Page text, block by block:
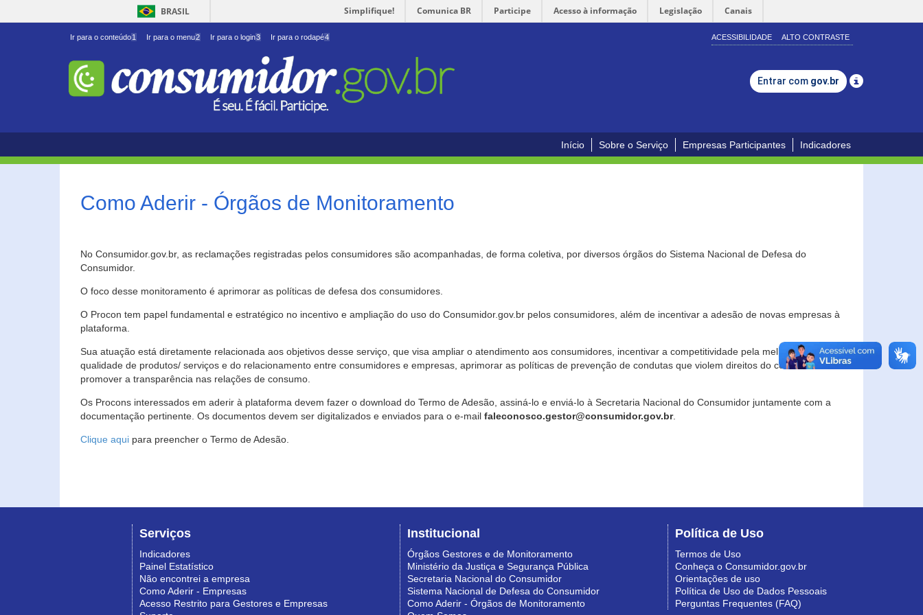
BRASIL Simplifique! Comunica BR Participe Acesso à informação Legislação Canais
Ir para o conteúdo1 Ir para o menu2 Ir para o login3 Ir para o rodapé4 ACESSIBILIDADE ALTO CONTRASTE
Entrar com gov.br
Início Sobre o Serviço Empresas Participantes Indicadores
Como Aderir - Órgãos de Monitoramento
No Consumidor.gov.br, as reclamações registradas pelos consumidores são acompanhadas, de forma coletiva, por diversos órgãos do Sistema Nacional de Defesa do
Consumidor.
O foco desse monitoramento é aprimorar as políticas de defesa dos consumidores.
O Procon tem papel fundamental e estratégico no incentivo e ampliação do uso do Consumidor.gov.br pelos consumidores, além de incentivar a adesão de novas empresas à
plataforma.
Sua atuação está diretamente relacionada aos objetivos desse serviço, que visa ampliar o atendimento aos consumidores, incentivar a competitividade pela melhoria da
qualidade de produtos/ serviços e do relacionamento entre consumidores e empresas, aprimorar as políticas de prevenção de condutas que violem direitos do consumidor e
promover a transparência nas relações de consumo.
Os Procons interessados em aderir à plataforma devem fazer o download do Termo de Adesão, assiná-lo e enviá-lo à Secretaria Nacional do Consumidor juntamente com a
documentação pertinente. Os documentos devem ser digitalizados e enviados para o e-mail faleconosco.gestor@consumidor.gov.br.
Clique aqui para preencher o Termo de Adesão.
Serviços
Indicadores
Painel Estatístico
Não encontrei a empresa
Como Aderir - Empresas
Acesso Restrito para Gestores e Empresas
Institucional
Órgãos Gestores e de Monitoramento
Ministério da Justiça e Segurança Pública
Secretaria Nacional do Consumidor
Sistema Nacional de Defesa do Consumidor
Como Aderir - Órgãos de Monitoramento
Política de Uso
Termos de Uso
Conheça o Consumidor.gov.br
Orientações de uso
Política de Uso de Dados Pessoais
Perguntas Frequentes (FAQ)